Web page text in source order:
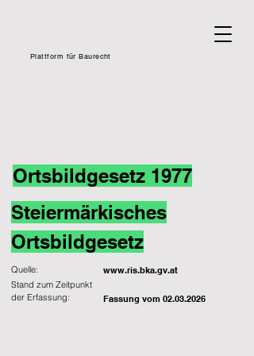
Plattform für Baurecht
Ortsbildgesetz 1977
Steiermärkisches
Ortsbildgesetz
Quelle: www.ris.bka.gv.at
Fassung vom 02.03.2026
Stand zum Zeitpunkt
der Erfassung: